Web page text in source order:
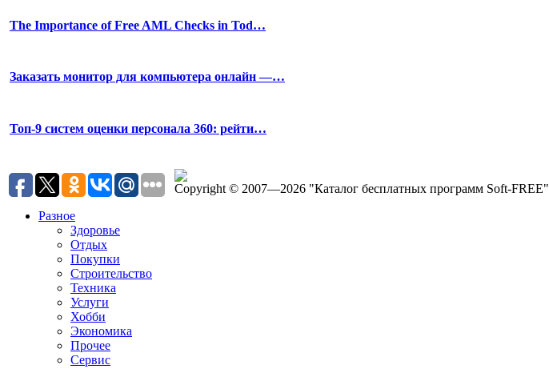
The Importance of Free AML Checks in Tod…
Заказать монитор для компьютера онлайн —…
Топ-9 систем оценки персонала 360: рейти…
Copyright © 2007—2026 "Каталог бесплатных программ Soft-FREE"
Разное
Здоровье
Отдых
Покупки
Строительство
Техника
Услуги
Хобби
Экономика
Прочее
Сервис